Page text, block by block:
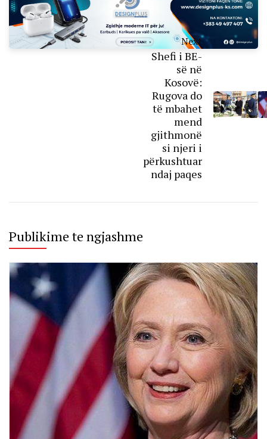
Next
Shefi i BE-
së në
Kosovë:
Rugova do
të mbahet
mend
gjithmonë
si njeri i
përkushtuar
ndaj paqes
Publikime te ngjashme